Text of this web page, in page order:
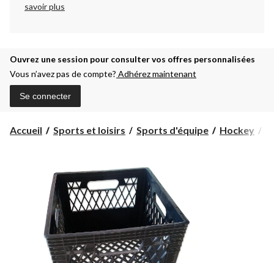
savoir plus
Ouvrez une session pour consulter vos offres personnalisées
Vous n’avez pas de compte? Adhérez maintenant
Se connecter
Accueil Sports et loisirs Sports d'équipe Hockey